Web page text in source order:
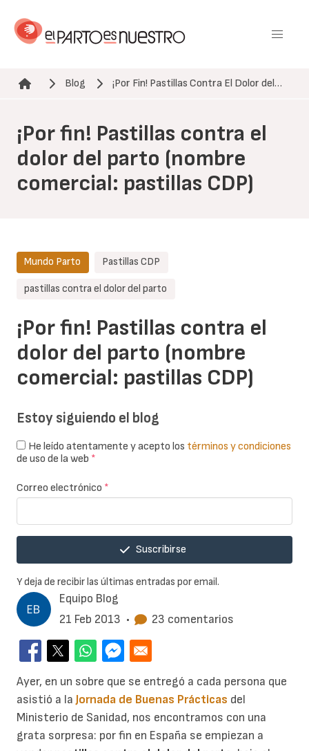
contenido
Ruta de navegación
Blog ¡Por Fin! Pastillas Contra El Dolor del…
¡Por fin! Pastillas contra el
dolor del parto (nombre
comercial: pastillas CDP)
Equipo Blog
21 Feb 2013 • 23 comentarios
¡Por fin! Pastillas contra el
dolor del parto (nombre
comercial: pastillas CDP)
Mundo Parto Pastillas CDP
pastillas contra el dolor del parto
Ayer, en un sobre que se entregó a cada persona que
asistió a la Jornada de Buenas Prácticas del
Ministerio de Sanidad, nos encontramos con una
grata sorpresa: por fin en España se empiezan a
Estoy siguiendo el blog
He leído atentamente y acepto los términos y condiciones
de uso de la web *
Correo electrónico *
Suscribirse
Y deja de recibir las últimas entradas por email.